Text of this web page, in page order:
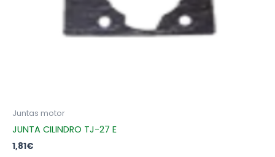
Juntas motor
JUNTA CILINDRO TJ-27 E
1,81€